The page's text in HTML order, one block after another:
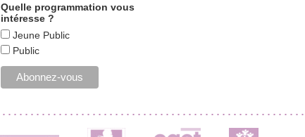
Quelle programmation vous
intéresse ?
Jeune Public
Public